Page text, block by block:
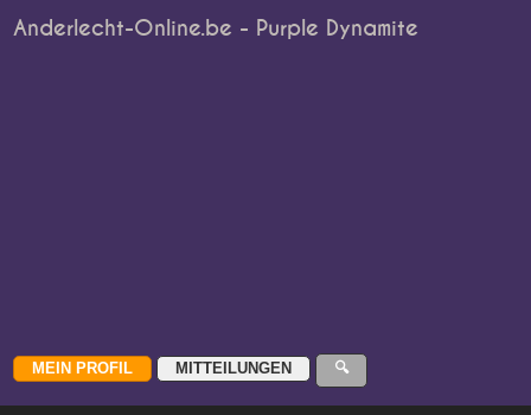
Anderlecht-Online.be - Purple Dynamite